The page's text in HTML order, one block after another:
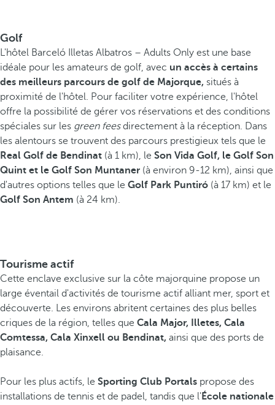
Golf
L'hôtel Barceló Illetas Albatros – Adults Only est une base
idéale pour les amateurs de golf, avec un accès à certains
des meilleurs parcours de golf de Majorque, situés à
proximité de l'hôtel. Pour faciliter votre expérience, l'hôtel
offre la possibilité de gérer vos réservations et des conditions
spéciales sur les green feesdirectement à la réception. Dans
les alentours se trouvent des parcours prestigieux tels que le
Real Golf de Bendinat (à 1 km), le Son Vida Golf, le Golf Son
Quint et le Golf Son Muntaner (à environ 9-12 km), ainsi que
d'autres options telles que le Golf Park Puntiró (à 17 km) et le
Golf Son Antem (à 24 km).
Tourisme actif
Cette enclave exclusive sur la côte majorquine propose un
large éventail d'activités de tourisme actif alliant mer, sport et
découverte. Les environs abritent certaines des plus belles
criques de la région, telles que Cala Major, Illetes, Cala
Comtessa, Cala Xinxell ou Bendinat, ainsi que des ports de
plaisance.
Pour les plus actifs, le Sporting Club Portals propose des
installations de tennis et de padel, tandis que l' École nationale